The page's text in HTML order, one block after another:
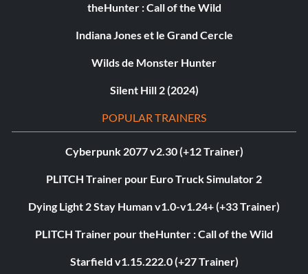
theHunter : Call of the Wild
Indiana Jones et le Grand Cercle
Wilds de Monster Hunter
Silent Hill 2 (2024)
POPULAR TRAINERS
Cyberpunk 2077 v2.30 (+12 Trainer)
PLITCH Trainer pour Euro Truck Simulator 2
Dying Light 2 Stay Human v1.0-v1.24+ (+33 Trainer)
PLITCH Trainer pour theHunter : Call of the Wild
Starfield v1.15.222.0 (+27 Trainer)